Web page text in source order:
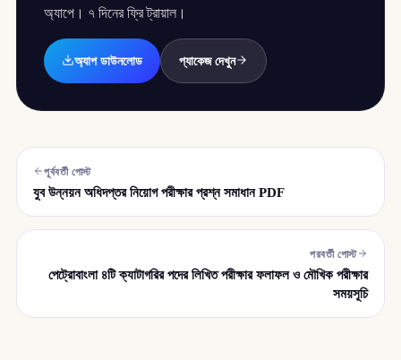
অ্যাপে। ৭ দিনের ফ্রি ট্রায়াল।
অ্যাপ ডাউনলোড প্যাকেজ দেখুন
পূর্ববর্তী পোস্ট
যুব উন্নয়ন অধিদপ্তর নিয়োগ পরীক্ষার প্রশ্ন সমাধান PDF
পরবর্তী পোস্ট
পেট্রোবাংলা ৪টি ক্যাটাগরির পদের লিখিত পরীক্ষার ফলাফল ও মৌখিক পরীক্ষার
সময়সূচি